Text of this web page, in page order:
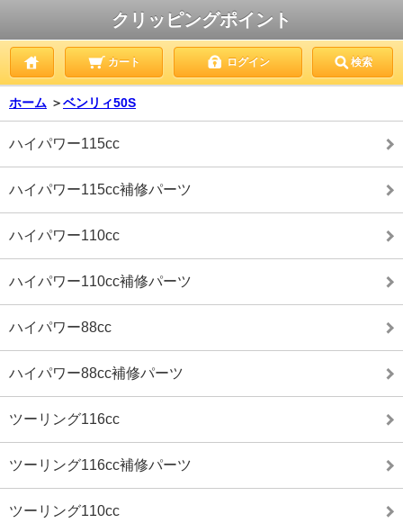
クリッピングポイント
カート ログイン 検索
ホーム ＞ベンリィ50S
ハイパワー115cc
ハイパワー115cc補修パーツ
ハイパワー110cc
ハイパワー110cc補修パーツ
ハイパワー88cc
ハイパワー88cc補修パーツ
ツーリング116cc
ツーリング116cc補修パーツ
ツーリング110cc